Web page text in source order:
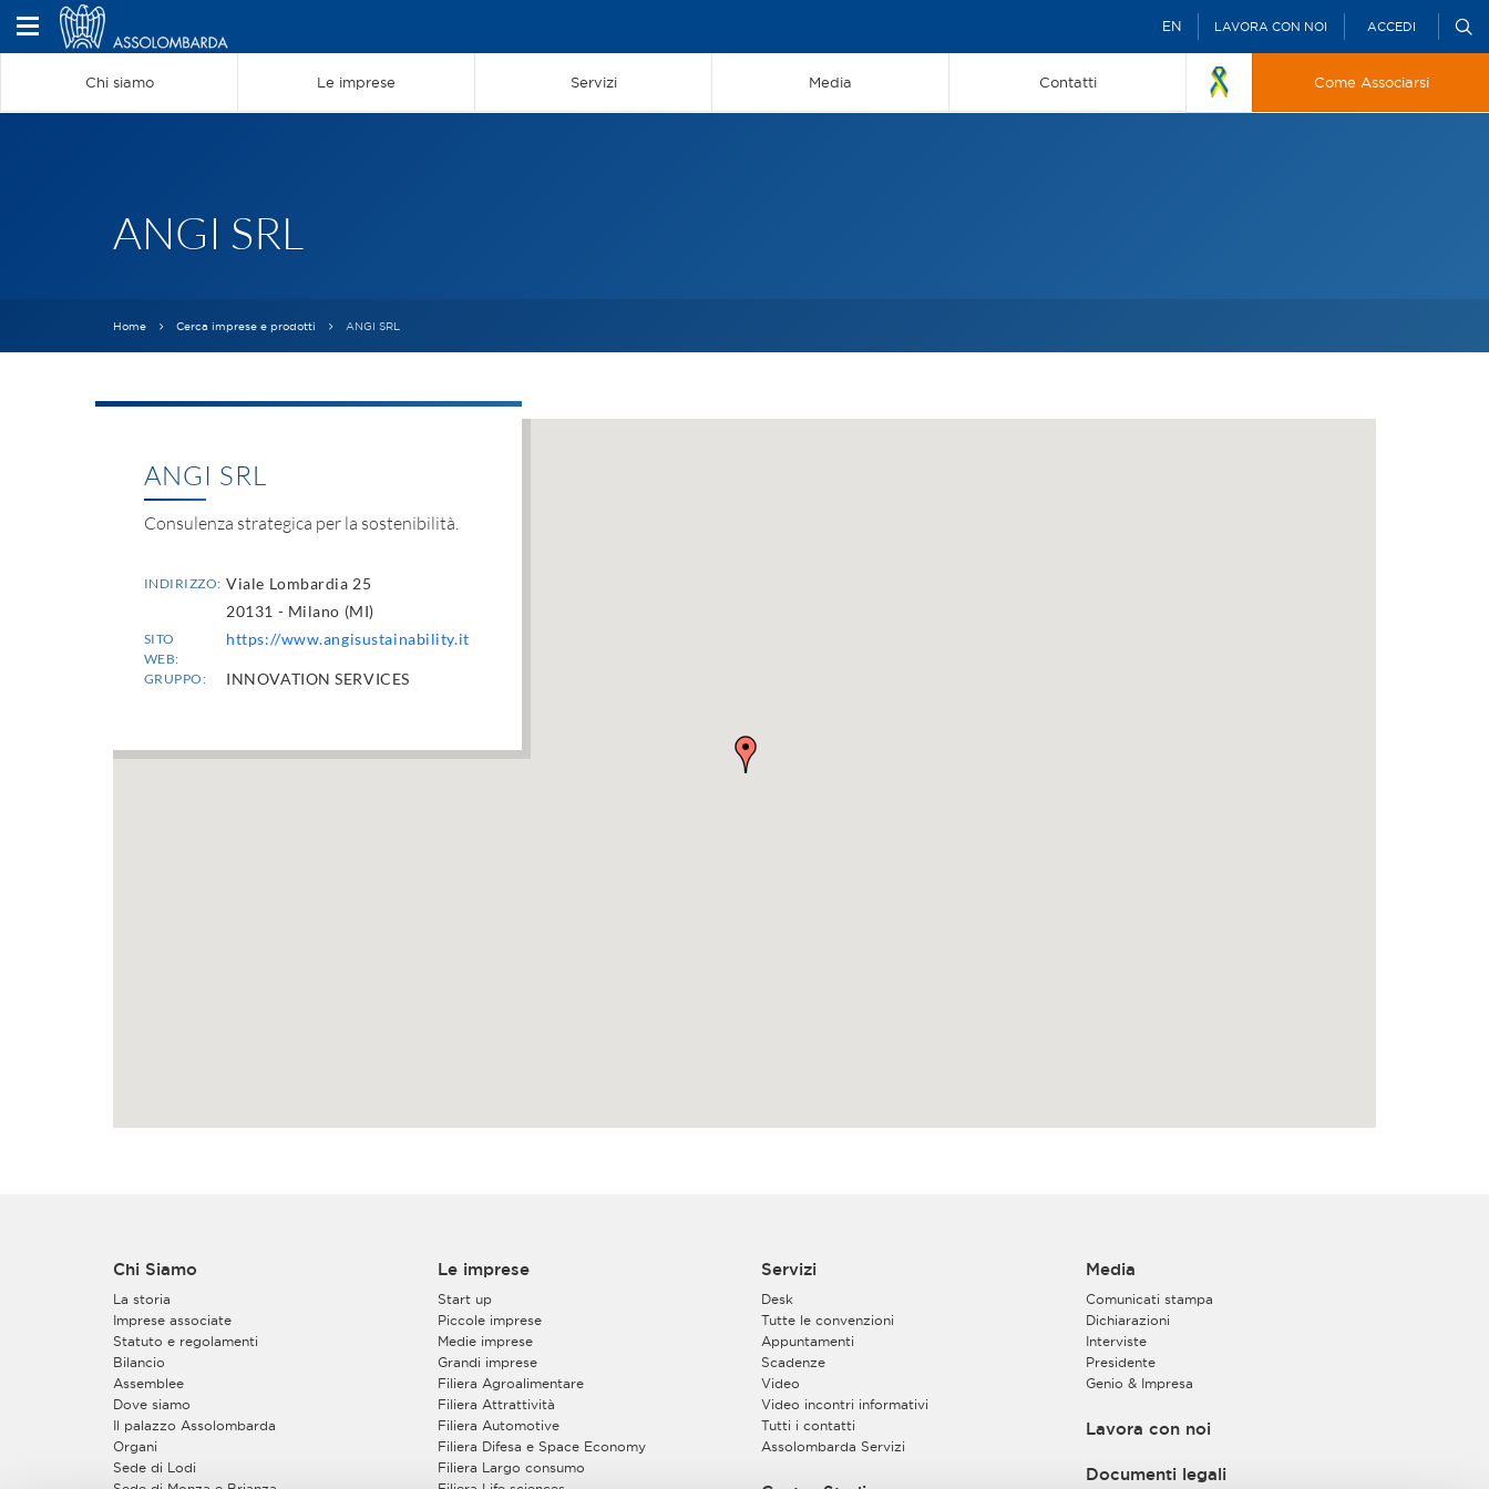
EN LAVORA CON NOI ACCEDI
Chi siamo Le imprese Servizi Media Contatti Come Associarsi
ANGI SRL
Home Cerca imprese e prodotti ANGI SRL
ANGI SRL
Consulenza strategica per la sostenibilità.
INDIRIZZO: Viale Lombardia 25
20131 - Milano (MI)
SITO
WEB:
https://www.angisustainability.it
GRUPPO: INNOVATION SERVICES
Chi Siamo
La storia
Imprese associate
Statuto e regolamenti
Bilancio
Assemblee
Dove siamo
Il palazzo Assolombarda
Organi
Sede di Lodi
Le imprese
Start up
Piccole imprese
Medie imprese
Grandi imprese
Filiera Agroalimentare
Filiera Attrattività
Filiera Automotive
Filiera Difesa e Space Economy
Filiera Largo consumo
Servizi
Desk
Tutte le convenzioni
Appuntamenti
Scadenze
Video
Video incontri informativi
Tutti i contatti
Assolombarda Servizi
Media
Comunicati stampa
Dichiarazioni
Interviste
Presidente
Genio & Impresa
Lavora con noi
Documenti legali